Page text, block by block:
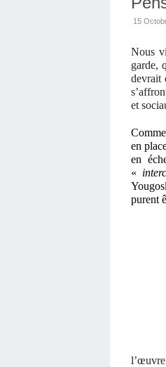
15
Nous
garde,
devrait
et
en
en
«
purent